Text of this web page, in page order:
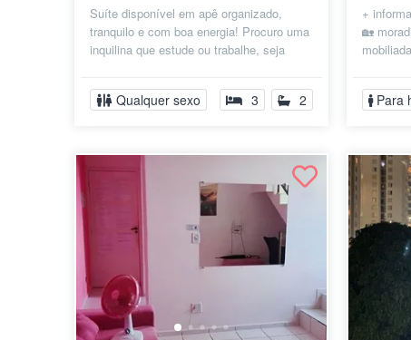
Suíte disponível em apê organizado,
tranquilo e com boa energia! Procuro uma
inquilina que estude ou trabalhe, seja
Qualquer sexo 3 2
+
🏡
Para